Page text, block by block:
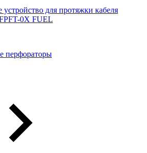
устройство для протяжки кабеля
0X FUEL
перфораторы